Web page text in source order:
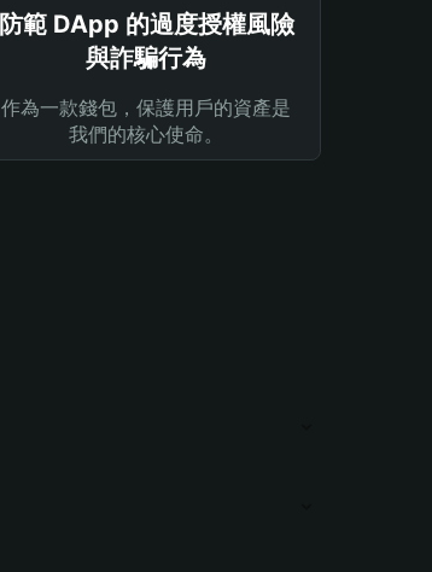
防範 DApp 的過度授權風險
與詐騙行為
作為一款錢包，保護用戶的資產是
我們的核心使命。